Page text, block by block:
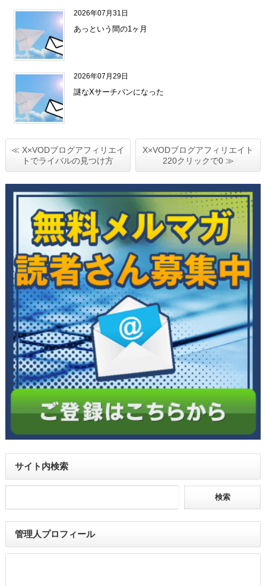
2026年07月31日
あっという間の1ヶ月
2026年07月29日
謎なXサーチバンになった
≪ X×VODブログアフィリエイ
トでライバルの見つけ方
X×VODブログアフィリエイト
220クリックで0 ≫
サイト内検索
管理人プロフィール